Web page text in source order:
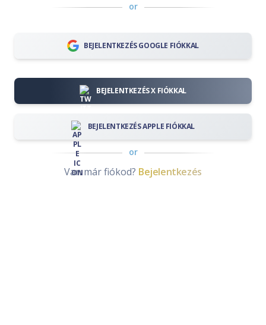
or
BEJELENTKEZÉS GOOGLE FIÓKKAL
BEJELENTKEZÉS X FIÓKKAL
BEJELENTKEZÉS APPLE FIÓKKAL
or
Van már fiókod? Bejelentkezés